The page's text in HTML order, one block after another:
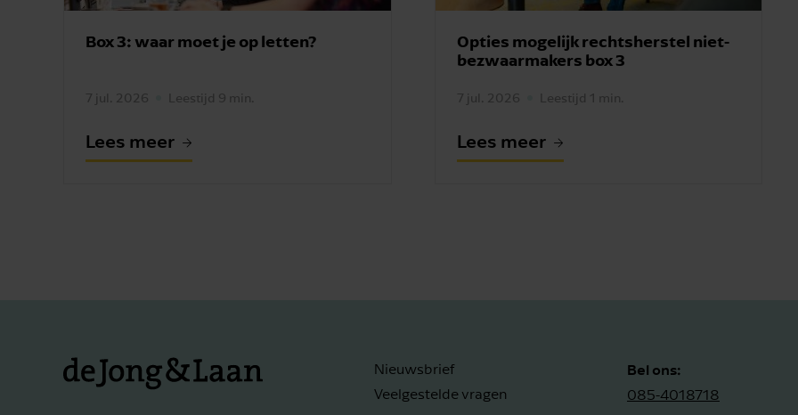
Box 3: waar moet je op letten?
7 jul. 2026 Leestijd 9 min.
Lees meer
Opties mogelijk rechtsherstel niet-
bezwaarmakers box 3
7 jul. 2026 Leestijd 1 min.
Lees meer
Nieuwsbrief
Veelgestelde vragen
Bel ons:
085-4018718